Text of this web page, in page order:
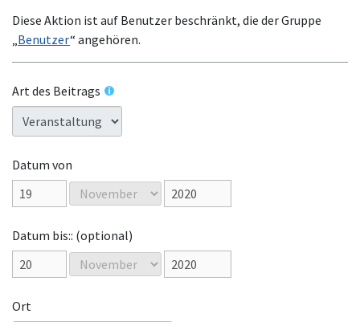
Diese Aktion ist auf Benutzer beschränkt, die der Gruppe
Benutzer“ angehören.
Art des Beitrags
Datum von
Datum bis:: (optional)
Ort